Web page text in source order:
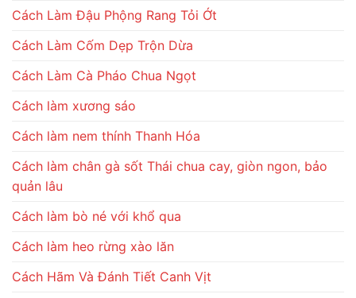
Cách Làm Đậu Phộng Rang Tỏi Ớt
Cách Làm Cốm Dẹp Trộn Dừa
Cách Làm Cà Pháo Chua Ngọt
Cách làm xương sáo
Cách làm nem thính Thanh Hóa
Cách làm chân gà sốt Thái chua cay, giòn ngon, bảo
quản lâu
Cách làm bò né với khổ qua
Cách làm heo rừng xào lăn
Cách Hãm Và Đánh Tiết Canh Vịt